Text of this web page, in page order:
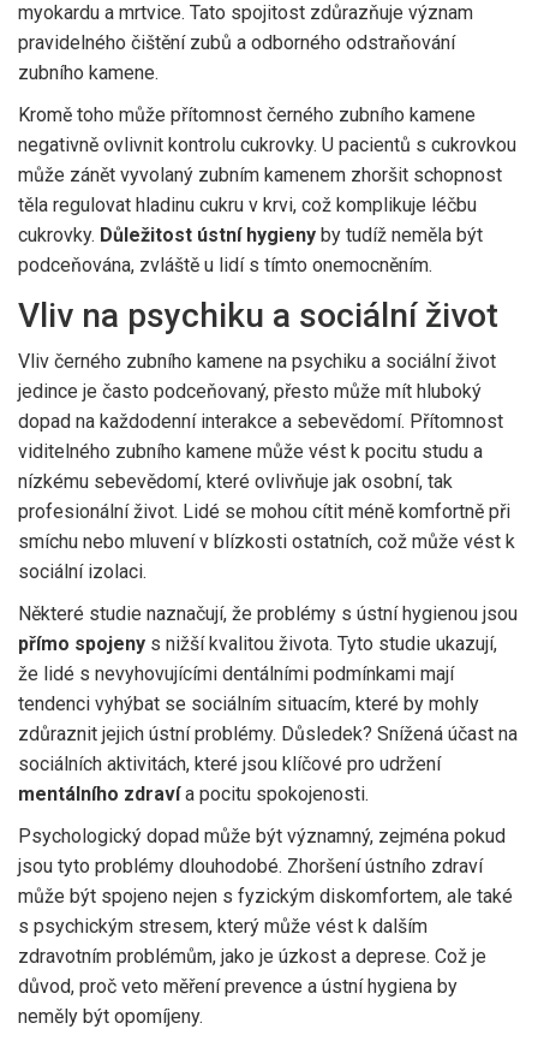
myokardu a mrtvice. Tato spojitost zdůrazňuje význam
pravidelného čištění zubů a odborného odstraňování
zubního kamene.
Kromě toho může přítomnost černého zubního kamene
negativně ovlivnit kontrolu cukrovky. U pacientů s cukrovkou
může zánět vyvolaný zubním kamenem zhoršit schopnost
těla regulovat hladinu cukru v krvi, což komplikuje léčbu
cukrovky. Důležitost ústní hygieny by tudíž neměla být
podceňována, zvláště u lidí s tímto onemocněním.
Vliv na psychiku a sociální život
Vliv černého zubního kamene na psychiku a sociální život
jedince je často podceňovaný, přesto může mít hluboký
dopad na každodenní interakce a sebevědomí. Přítomnost
viditelného zubního kamene může vést k pocitu studu a
nízkému sebevědomí, které ovlivňuje jak osobní, tak
profesionální život. Lidé se mohou cítit méně komfortně při
smíchu nebo mluvení v blízkosti ostatních, což může vést k
sociální izolaci.
Některé studie naznačují, že problémy s ústní hygienou jsou
přímo spojeny s nižší kvalitou života. Tyto studie ukazují,
že lidé s nevyhovujícími dentálními podmínkami mají
tendenci vyhýbat se sociálním situacím, které by mohly
zdůraznit jejich ústní problémy. Důsledek? Snížená účast na
sociálních aktivitách, které jsou klíčové pro udržení
mentálního zdravía pocitu spokojenosti.
Psychologický dopad může být významný, zejména pokud
jsou tyto problémy dlouhodobé. Zhoršení ústního zdraví
může být spojeno nejen s fyzickým diskomfortem, ale také
s psychickým stresem, který může vést k dalším
zdravotním problémům, jako je úzkost a deprese. Což je
důvod, proč veto měření prevence a ústní hygiena by
neměly být opomíjeny.